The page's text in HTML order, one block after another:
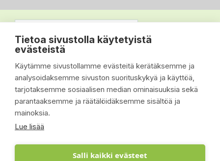
Tietoa sivustolla käytetyistä
evästeistä
Käytämme sivustollamme evästeitä kerätäksemme ja
analysoidaksemme sivuston suorituskykyä ja käyttöä,
tarjotaksemme sosiaalisen median ominaisuuksia sekä
parantaaksemme ja räätälöidäksemme sisältöä ja
mainoksia.
Lue lisää
Salli kaikki evästeet